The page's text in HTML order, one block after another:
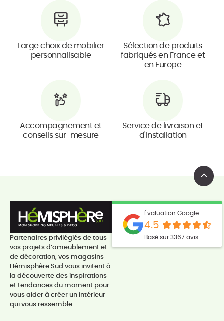
Large choix de mobilier
personnalisable
Sélection de produits
fabriqués en France et
en Europe
Accompagnement et
conseils sur-mesure
Service de livraison et
d'installation
Partenaires privilégiés de tous
vos projets d’ameublement et
de décoration, vos magasins
Hémisphère Sud vous invitent à
la découverte des inspirations
et tendances du moment pour
vous aider à créer un intérieur
qui vous ressemble.
Évaluation Google
4.5
Basé sur 3367 avis